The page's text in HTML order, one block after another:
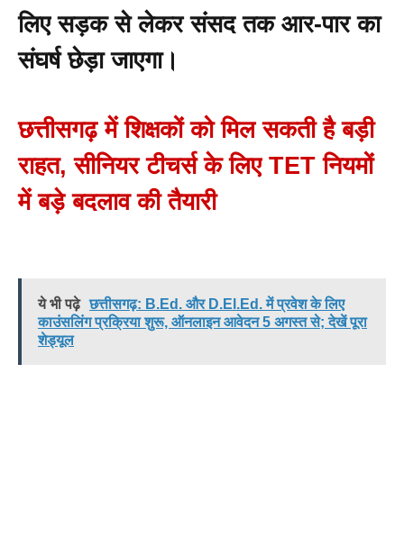
लिए सड़क से लेकर संसद तक आर-पार का
संघर्ष छेड़ा जाएगा।
छत्तीसगढ़ में शिक्षकों को मिल सकती है बड़ी
राहत, सीनियर टीचर्स के लिए TET नियमों
में बड़े बदलाव की तैयारी
ये भी पढ़े छत्तीसगढ़: B.Ed. और D.El.Ed. में प्रवेश के लिए
काउंसलिंग प्रक्रिया शुरू, ऑनलाइन आवेदन 5 अगस्त से; देखें पूरा
शेड्यूल